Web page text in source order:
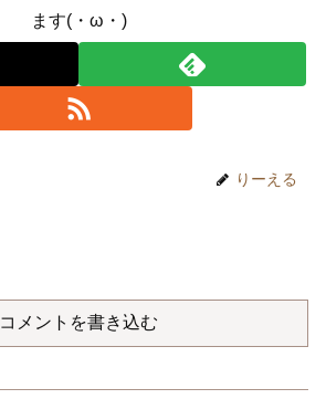
ます(・ω・)
りーえる
コメントを書き込む